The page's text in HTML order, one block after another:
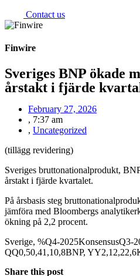
Contact us
Finwire
Sveriges BNP ökade
årstakt i fjärde
February 27, 2026
, 7:37 am
, Uncategorized
(tillägg revidering)
Sveriges bruttonationalprodukt,
årstakt i fjärde kvartalet.
På årsbasis steg
jämföra med Bloombergs
ökning på 2,2 procent.
Sverige, %Q4-2025KonsensusQ3-
QQ0,50,41,10,8BNP,
Share this post